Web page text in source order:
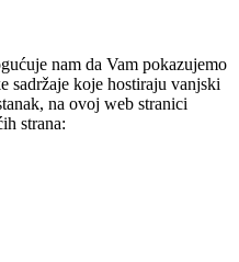
nam da Vam pokazujemo
sadržaje koje hostiraju vanjski
na ovoj web stranici
strana: